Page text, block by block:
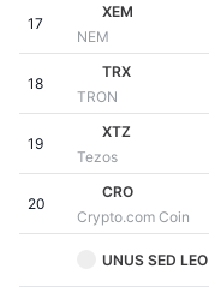
Kalender ICO
Kalender Event
17
XEM
NEM
18
TRX
TRON
19
XTZ
Tezos
20
CRO
Crypto.com Coin
UNUS SED LEO